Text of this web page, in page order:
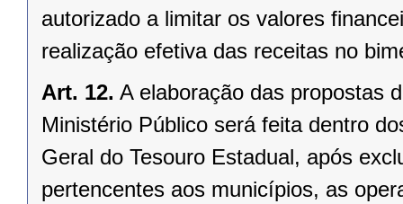
autorizado a limitar os valores
realização efetiva das receitas no
Art. 12. A elaboração das propostas
Ministério Público será feita dentro
Geral do Tesouro Estadual, após
pertencentes aos municípios, as